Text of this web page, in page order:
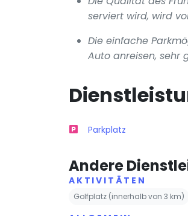
serviert wird, wird
Die einfache
Auto anreisen, sehr
Parkplatz
Andere
AKTIVITÄTEN
Golfplatz (innerhalb von 3 km)